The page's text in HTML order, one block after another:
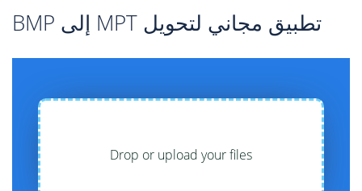
تطبيق مجاني لتحويل MPT إلى BMP